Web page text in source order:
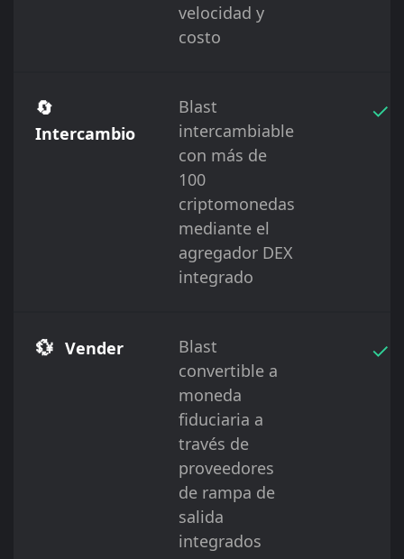
velocidad y
costo
🔄
Intercambio
Blast
intercambiable
con más de
100
criptomonedas
mediante el
agregador DEX
integrado
✓
💱 Vender
Blast
convertible a
moneda
fiduciaria a
través de
proveedores
de rampa de
salida
integrados
✓